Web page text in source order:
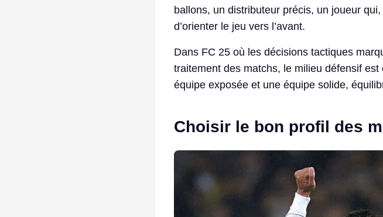
ballons, un distributeur précis, un joueur
d’orienter le jeu vers l’avant.
Dans FC 25 où les décisions tactiques
traitement des matchs, le milieu défensif
équipe exposée et une équipe solide,
Choisir le bon profil des